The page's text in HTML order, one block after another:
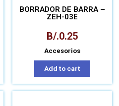
BORRADOR DE BARRA –
ZEH-03E
B/.0.25
Accesorios
Add to cart